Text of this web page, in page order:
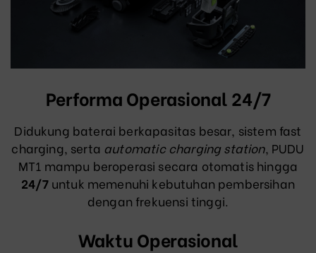
Performa Operasional 24/7
Didukung baterai berkapasitas besar, sistem fast
charging, serta automatic charging station, PUDU
MT1 mampu beroperasi secara otomatis hingga
24/7untuk memenuhi kebutuhan pembersihan
dengan frekuensi tinggi.
Waktu Operasional